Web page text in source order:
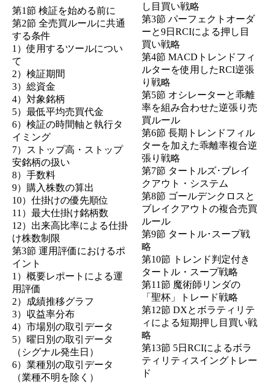
第1節 検証を始める前に
第2節 全売買ルールに共通
する条件
1）使用するツールについ
て
2）検証期間
3）総資金
4）対象銘柄
5）最低平均売買代金
6）検証の時間軸と執行タ
イミング
7）ストップ高・ストップ
安銘柄の扱い
8）手数料
9）購入株数の算出
10）仕掛けの優先順位
11）最大仕掛け銘柄数
12）出来高比率による仕掛
け株数制限
第3節 運用評価におけるポ
イント
1）概要レポートによる運
用評価
2）成績推移グラフ
3）収益率分布
4）市場別の取引データ
5）曜日別の取引データ
（シグナル発生日）
6）業種別の取引データ
（業種不明を除く）
し目買い戦略
第3節 パーフェクトオーダ
ーと9日RCIによる押し目
買い戦略
第4節 MACDトレンドフィ
ルターを使用したRCI逆張
り戦略
第5節 オシレーターと乖離
率を組み合わせた逆張り売
買ルール
第6節 長期トレンドフィル
ターを加えた乖離率複合逆
張り戦略
第7節 タートルズ･ブレイ
クアウト・システム
第8節 ゴールデンクロスと
ブレイクアウトの複合売買
ルール
第9節 タートル･スープ戦
略
第10節 トレンド判定付き
タートル・スープ戦略
第11節 魔術師リンダの
「聖杯」トレード戦略
第12節 DXとボラティリテ
ィによる短期押し目買い戦
略
第13節 5日RCIによるボラ
ティリティスイングトレー
ド